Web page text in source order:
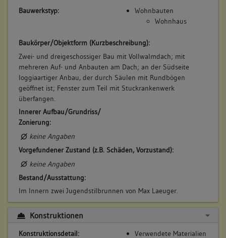
Bauwerkstyp:
Wohnbauten
Wohnhaus
Baukörper/Objektform (Kurzbeschreibung):
Zwei- und dreigeschossiger Bau mit Vollwalmdach; mit
mehreren Auf- und Anbauten am Dach; an der Südseite
loggiaartiger Anbau, der durch Säulen mit Rundbögen
geöffnet ist; Fenster zum Teil mit Stuckrankenwerk
überfangen.
Innerer Aufbau/Grundriss/
Zonierung:
keine Angaben
Vorgefundener Zustand (z.B. Schäden, Vorzustand):
keine Angaben
Bestand/Ausstattung:
Im Innern zwei Jugendstilbrunnen von Max Laeuger.
Konstruktionen
Konstruktionsdetail: Verwendete Materialien